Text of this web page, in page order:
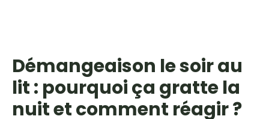
Démangeaison le soir au
lit : pourquoi ça gratte la
nuit et comment réagir ?